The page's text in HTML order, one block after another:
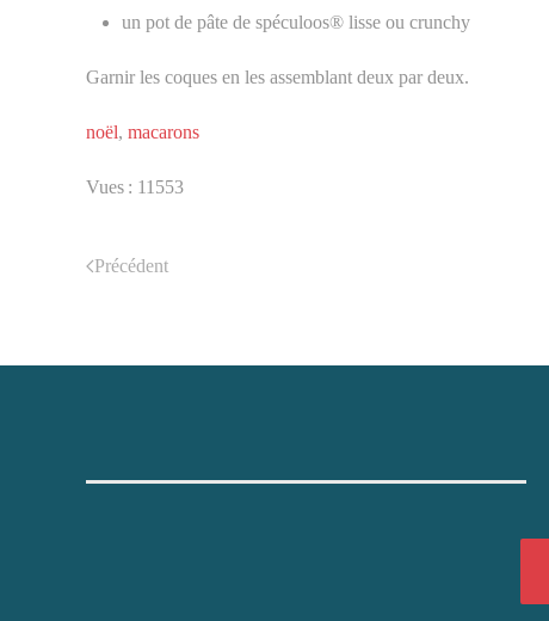
un pot de pâte de spéculoos® lisse ou crunchy
Garnir les coques en les assemblant deux par deux.
noël, macarons
Vues : 11553
Précédent